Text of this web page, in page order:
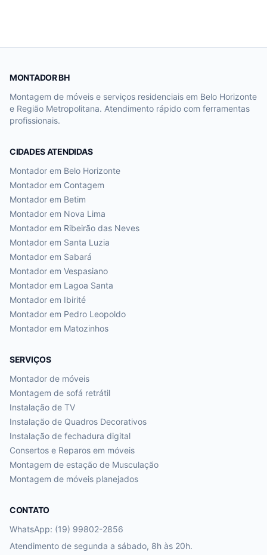
MONTADOR BH
Montagem de móveis e serviços residenciais em Belo Horizonte
e Região Metropolitana. Atendimento rápido com ferramentas
profissionais.
CIDADES ATENDIDAS
Montador em Belo Horizonte
Montador em Contagem
Montador em Betim
Montador em Nova Lima
Montador em Ribeirão das Neves
Montador em Santa Luzia
Montador em Sabará
Montador em Vespasiano
Montador em Lagoa Santa
Montador em Ibirité
Montador em Pedro Leopoldo
Montador em Matozinhos
SERVIÇOS
Montador de móveis
Montagem de sofá retrátil
Instalação de TV
Instalação de Quadros Decorativos
Instalação de fechadura digital
Consertos e Reparos em móveis
Montagem de estação de Musculação
Montagem de móveis planejados
CONTATO
WhatsApp: (19) 99802-2856
Atendimento de segunda a sábado, 8h às 20h.